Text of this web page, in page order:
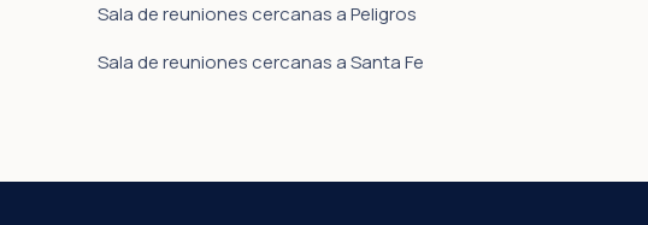
Sala de reuniones cercanas a Peligros
Sala de reuniones cercanas a Santa Fe